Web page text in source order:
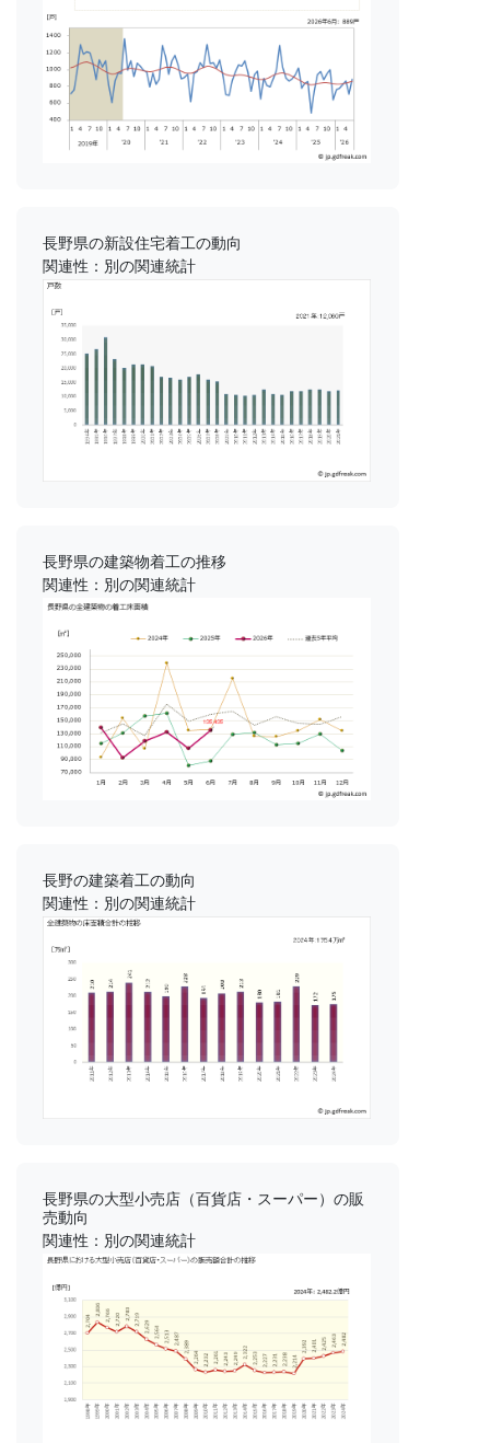
長野県の新設住宅着工の動向
関連性：別の関連統計
長野県の建築物着工の推移
関連性：別の関連統計
長野の建築着工の動向
関連性：別の関連統計
長野県の大型小売店（百貨店・スーパー）の販
売動向
関連性：別の関連統計